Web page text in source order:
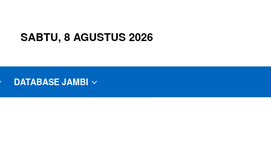
SABTU, 8 AGUSTUS 2026
DATABASE JAMBI